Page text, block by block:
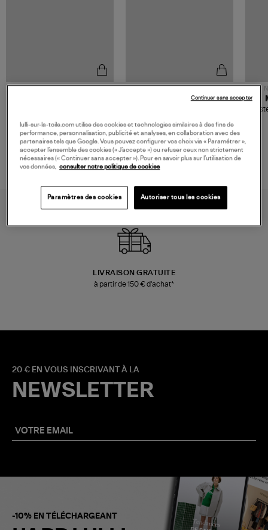
TORAL
LIVRAISON GRATUITE
à partir de 150 € d'achat*
20 € EN VOUS INSCRIVANT À LA
NEWSLETTER
-10% EN TÉLÉCHARGEANT
lulli-sur-la-toile.com utilise des cookies et technologies similaires à des fins de
performance, personnalisation, publicité et analyses, en collaboration avec des
partenaires tels que Google. Vous pouvez configurer vos choix via « Paramétrer »,
accepter l’ensemble des cookies (« J’accepte ») ou refuser ceux non strictement
nécessaires (« Continuer sans accepter »). Pour en savoir plus sur l’utilisation de
vos données,
consulter notre politique de cookies
Paramètres des cookies Autoriser tous les cookies
Continuer sans accepter